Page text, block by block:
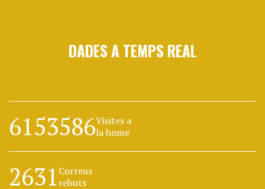
DADES A TEMPS REAL
6153586Visites a
la home
2631 Correus
rebuts